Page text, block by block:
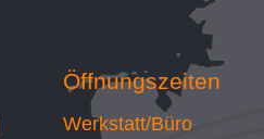
Öffnungszeiten
Werkstatt/Büro